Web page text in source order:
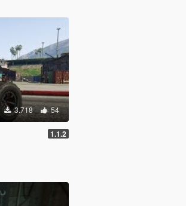
3.718 54
1.1.2